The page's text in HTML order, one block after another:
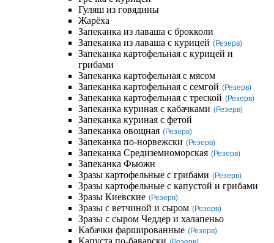
Гуляш из говядины
Жарёха
Запеканка из лаваша с брокколи
Запеканка из лаваша с курицей (Резерв)
Запеканка картофельная с курицей и
грибами
Запеканка картофельная с мясом
Запеканка картофельная с семгой (Резерв)
Запеканка картофельная с треской (Резерв)
Запеканка куриная с кабачками (Резерв)
Запеканка куриная с фетой
Запеканка овощная (Резерв)
Запеканка по-норвежски (Резерв)
Запеканка Средиземноморская (Резерв)
Запеканка Фьюжн
Зразы картофельные с грибами (Резерв)
Зразы картофельные с капустой и грибами
Зразы Киевские (Резерв)
Зразы с ветчиной и сыром (Резерв)
Зразы с сыром Чеддер и халапеньо
Кабачки фаршированные (Резерв)
Капуста по-баварски